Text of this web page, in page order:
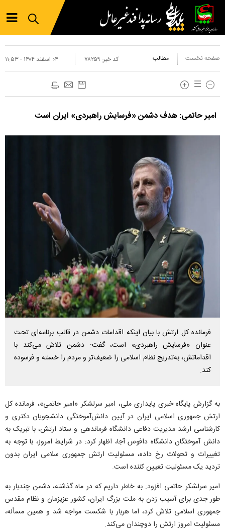
صفحه نخست مطالب ۰۴ اسفند ۱۴۰۴ - ۱۱:۵۳ کد خبر:۷۸۲۵۹
امیر حاتمی: هدف دشمن «فرسایش راهبردی» ایران است
فرمانده کل ارتش با بیان اینکه اقدامات دشمن در قالب برنامه‌ای تحت
عنوان «فرسایش راهبردی» است، گفت: دشمن تلاش می‌کند با
اقداماتش، به‌تدریج نظام اسلامی را ضعیف‌تر و مردم را خسته و فرسوده
کند.
به گزارش پایگاه خبری پایداری ملی، امیر سرلشکر «امیر حاتمی»، فرمانده کل
ارتش جمهوری اسلامی ایران در آیین دانش‌آموختگی دانشجویان دکتری و
کارشناسی ارشد مدیریت دفاعی دانشگاه فرماندهی و ستاد ارتش، با تبریک به
دانش آموختگان دانشگاه دافوس آجا، اظهار کرد: در شرایط امروز، با توجه به
تغییرات و تحولات رخ داده، مسئولیت ارتش جمهوری سلامی ایران بدون
تردید یک مسئولیت تعیین کننده است.
امیر سرلشکر حاتمی افزود: به خاطر داریم که در ماه گذشته، دشمن چندبار به
طور جدی برای آسیب زدن به ملت بزرگ ایران، کشور عزیزمان و نظام مقدس
جمهوری اسلامی تلاش کرد، اما هربار با شکست مواجه شد و همین مسأله،
مسئولیت امروز ارتش را دوچندان می‌کند.